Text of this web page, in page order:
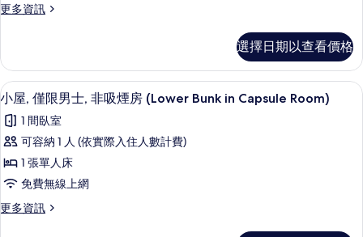
男
非
吸
煙
房
(Upper
Bunk
in
Capsule
Room)
更多資訊
更
僅
限
男
非
吸
房
(Upper
in
選擇日期以查看價格
顯
示
小
屋,
僅
男
9
小屋, 僅限男士, 非吸煙房 (Lower Bunk in Capsule Room)
1 間臥室
可容納 1 人 (依實際入住人數計費)
1 張單人床
免費無線上網
更多資訊
更